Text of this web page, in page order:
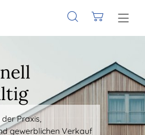
Praxis,
gewerblichen Verkauf